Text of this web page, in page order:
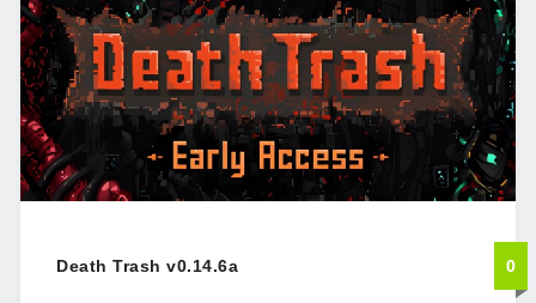
Death Trash v0.14.6a 0